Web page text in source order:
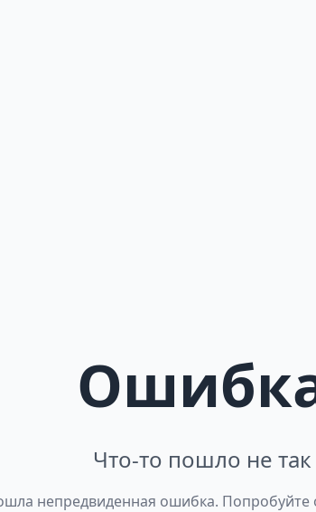
Что-то пошло не так
непредвиденная ошибка. Попробуйте